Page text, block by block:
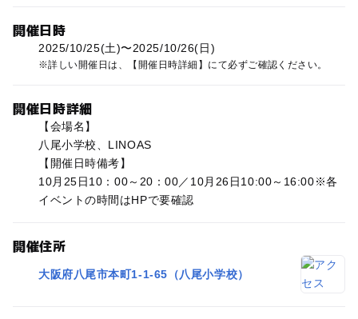
開催日時
2025/10/25(土)〜2025/10/26(日)
詳しい開催日は、【開催日時詳細】にて必ずご確認ください。
開催日時詳細
【会場名】
八尾小学校、LINOAS
【開催日時備考】
10月25日10：00～20：00／10月26日10:00～16:00※各
イベントの時間はHPで要確認
開催住所
大阪府八尾市本町1-1-65（八尾小学校）